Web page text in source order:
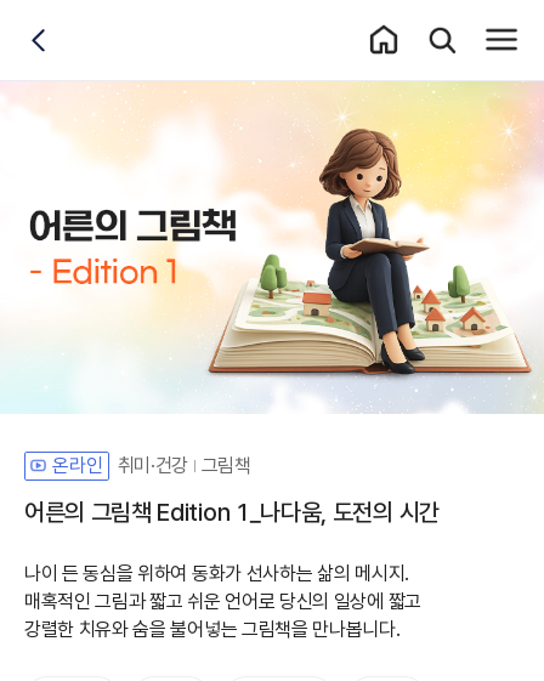
통합검색 레이
전체
뒤로가기
온라인 취미·건강 그림책
어른의 그림책 Edition 1_나다움, 도전의 시간
나이 든 동심을 위하여 동화가 선사하는 삶의 메시지.
매혹적인 그림과 짧고 쉬운 언어로 당신의 일상에 짧고
강렬한 치유와 숨을 불어넣는 그림책을 만나봅니다.